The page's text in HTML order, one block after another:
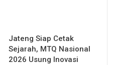
Jateng Siap Cetak
Sejarah, MTQ Nasional
2026 Usung Inovasi